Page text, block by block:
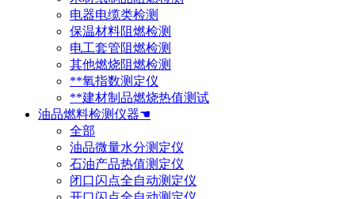
电器电缆类检测
保温材料阻燃检测
电工套管阻燃检测
其他燃烧阻燃检测
**氧指数测定仪
**建材制品燃烧热值测试
油品燃料检测仪器☚
全部
油品微量水分测定仪
石油产品热值测定仪
闭口闪点全自动测定仪